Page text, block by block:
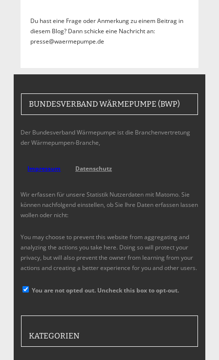
Du hast eine Frage oder Anmerkung zu einem Beitrag in
diesem Blog? Dann schicke eine Nachricht an:
presse@waermepumpe.de
BUNDESVERBAND WÄRMEPUMPE (BWP)
Der Bundesverband Wärmepumpe ist die Branchenvertretung
der Wärmepumpen-Branche,
Impressum Datenschutz
Wir erfassen für unsere Statistik Nutzerdaten mit Matomo. Sie
können nachfolgend einstellen, ob Sie Ihre Daten erfassen lassen
wollen oder nicht:
You may choose to prevent this website from aggregating and
analyzing the actions you take here. Doing so will protect your
privacy, but will also prevent the owner from learning from your
actions and creating a better experience for you and other users.
You are not opted out. Uncheck this box to opt-out.
KATEGORIEN